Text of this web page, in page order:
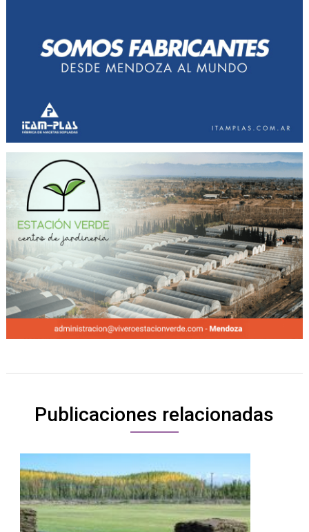
Publicaciones relacionadas